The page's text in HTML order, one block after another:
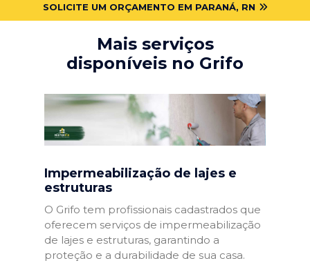
SOLICITE UM ORÇAMENTO EM PARANÁ, RN
Mais serviços
disponíveis no Grifo
Impermeabilização de lajes e
estruturas
O Grifo tem profissionais cadastrados que
oferecem serviços de impermeabilização
de lajes e estruturas, garantindo a
proteção e a durabilidade de sua casa.